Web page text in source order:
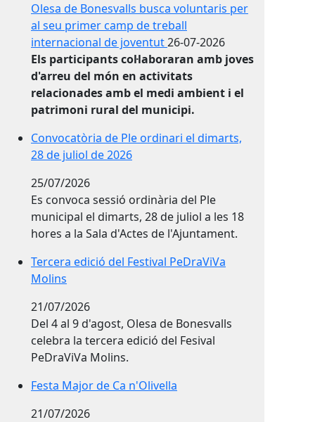
Olesa de Bonesvalls busca voluntaris per
al seu primer camp de treball
internacional de joventut26-07-2026
Els participants col·laboraran amb joves
d'arreu del món en activitats
relacionades amb el medi ambient i el
patrimoni rural del municipi.
Convocatòria de Ple ordinari el dimarts, 28 de juliol
Convocatòria de Ple ordinari el dimarts,
28 de juliol de 2026
25/07/2026
Es convoca sessió ordinària del Ple
municipal el dimarts, 28 de juliol a les 18
hores a la Sala d'Actes de l'Ajuntament.
Tercera edició del Festival PeDraViVa Molins
Tercera edició del Festival PeDraViVa
Molins
21/07/2026
Del 4 al 9 d'agost, Olesa de Bonesvalls
celebra la tercera edició del Fesival
PeDraViVa Molins.
Festa Major de Ca n'Olivella
Festa Major de Ca n'Olivella
21/07/2026